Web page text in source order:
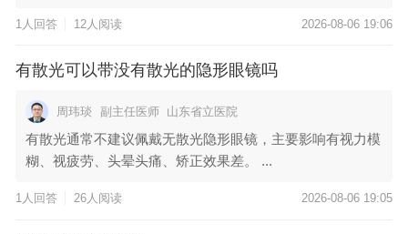
1人回答 12人阅读 2026-08-06 19:06
有散光可以带没有散光的隐形眼镜吗
周玮琰 副主任医师 山东省立医院
有散光通常不建议佩戴无散光隐形眼镜，主要影响有视力模
糊、视疲劳、头晕头痛、矫正效果差。 ...
1人回答 26人阅读 2026-08-06 19:05